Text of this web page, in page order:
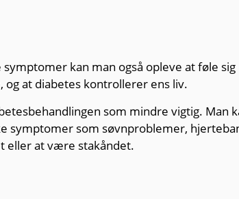
kan man også opleve at føle sig
at diabetes kontrollerer ens liv.
som mindre vigtig. Man
symptomer som søvn­problemer,
eller at være stak­åndet.